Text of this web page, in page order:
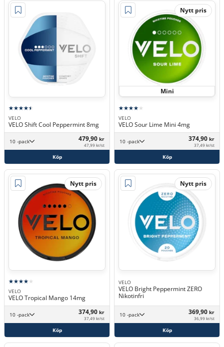
VELO
VELO Shift Cool Peppermint 8mg
10 -pack 479,90 kr
47,99 kr/st
Köp
Nytt pris
Mini
VELO
VELO Sour Lime Mini 4mg
10 -pack 374,90 kr
37,49 kr/st
Köp
Nytt pris
VELO
VELO Tropical Mango 14mg
10 -pack 374,90 kr
37,49 kr/st
Köp
Nytt pris
VELO
VELO Bright Peppermint ZERO
Nikotinfri
10 -pack 369,90 kr
36,99 kr/st
Köp